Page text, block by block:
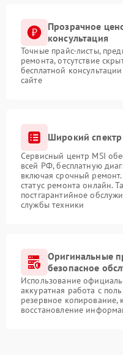
Прозрачное
консультация
Точные прайс-листы,
ремонта, отсутствие
бесплатной
сайте
Широкий спектр
Сервисный центр MSI
всей РФ, бесплатную
включая срочный
статус ремонта онлайн.
постгарантийное
службы техники
Оригинальные
безопасное
Использование
аккуратная работа с
резервное копирование,
восстановление